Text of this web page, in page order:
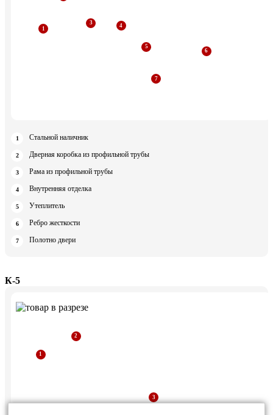
Стальной наличник
Дверная коробка из профильной трубы
Рама из профильной трубы
Внутренняя отделка
Утеплитель
Ребро жесткости
Полотно двери
К-5